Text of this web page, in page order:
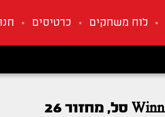
לוח משחקים כרטיסים